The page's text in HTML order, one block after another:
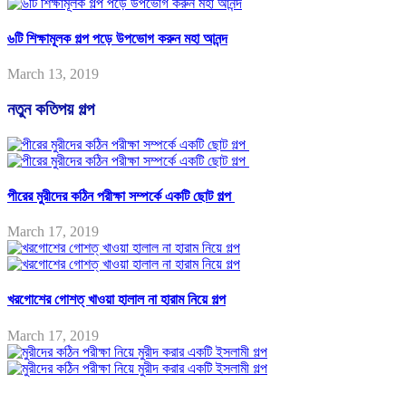
৬টি শিক্ষামূলক গল্প পড়ে উপভোগ করুন মহা আনন্দ
March 13, 2019
নতুন কতিপয় গল্প
পীরের মুরীদের কঠিন পরীক্ষা সম্পর্কে একটি ছোট গল্প
March 17, 2019
খরগোশের গোশত্ খাওয়া হালাল না হারাম নিয়ে গল্প
March 17, 2019